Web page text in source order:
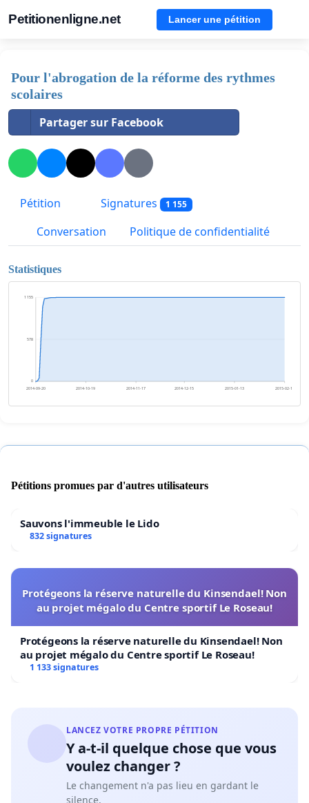
Petitionenligne.net Lancer une pétition
Pour l'abrogation de la réforme des rythmes
scolaires
Partager sur Facebook
Pétition Signatures 1 155
Conversation Politique de confidentialité
Statistiques
0
578
1 155
2014-09-20 2014-10-19 2014-11-17 2014-12-15 2015-01-13 2015-02-11
Pétitions promues par d'autres utilisateurs
Sauvons l'immeuble le Lido
832 signatures
Protégeons la réserve naturelle du Kinsendael! Non
au projet mégalo du Centre sportif Le Roseau!
Protégeons la réserve naturelle du Kinsendael! Non
au projet mégalo du Centre sportif Le Roseau!
1 133 signatures
LANCEZ VOTRE PROPRE PÉTITION
Y a-t-il quelque chose que vous
voulez changer ?
Le changement n'a pas lieu en gardant le
silence.